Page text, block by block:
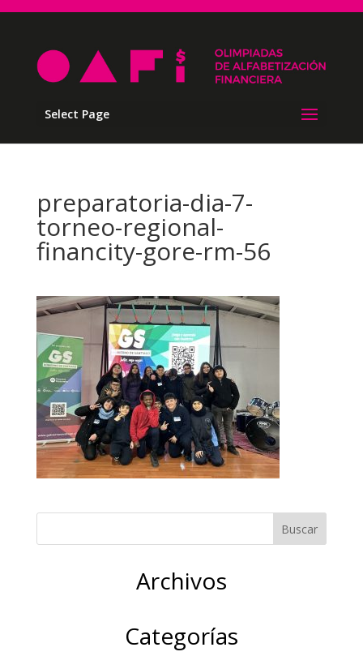
Select Page
preparatoria-dia-7-
torneo-regional-
financity-gore-rm-56
Archivos
Categorías